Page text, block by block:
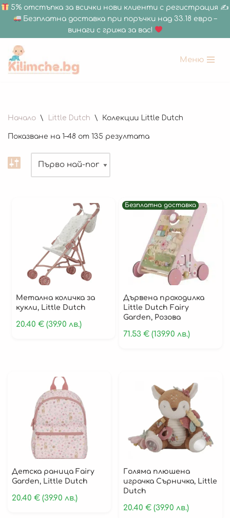
5% отстъпка за всички нови клиенти с регистрация ✍
Безплатна доставка при поръчки над 33.18 евро –
винаги с грижа за вас!
Продължете
Меню
120 х 180 см
120 x 120 см
Дебелина 2 СМ
Всички Размери
Стикери за стена
Джунгла и Природа
Камиони, Самолети и Пътуване
Светещи стикери
Стикери за момиче
Стикери за момче
Стикери с метър
Сърца, Форми и Цветя
Детски Палатки
Начало \ Little Dutch \ Колекции Little Dutch
Показване на 1–48 от 135 резултата
Метална количка за
кукли, Little Dutch
20.40€ (39.90 лв.)
Безплатна доставка
Дървенa проходилка
Little Dutch Fairy
Garden, Розова
71.53€ (139.90 лв.)
Детска раница Fairy
Garden, Little Dutch
20.40 € (39.90 лв.)
Голяма плюшена
играчка Сърничка, Little
Dutch
20.40€ (39.90 лв.)